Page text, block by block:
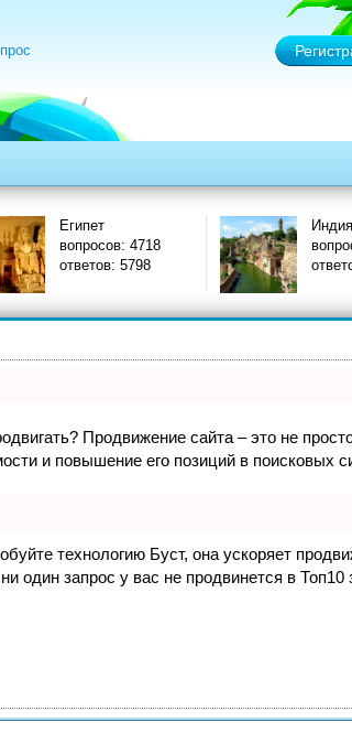
4718
5798
Индия
вопросов: 1174
ответов: 1371
Продвижение сайта – это не
и повышение его позиций в поисковых
технологию Буст, она ускоряет
один запрос у вас не продвинется в Топ10